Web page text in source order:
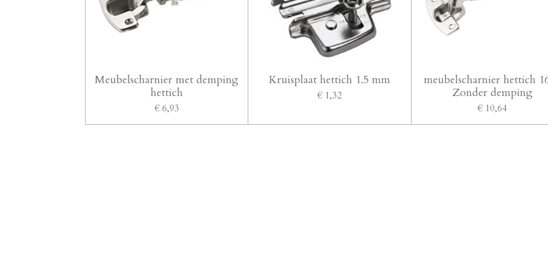
Meubelscharnier met demping
hettich
€ 6,93
Kruisplaat hettich 1.5 mm
€ 1,32
meubelscharnier hettich
Zonder demping
€ 10,64